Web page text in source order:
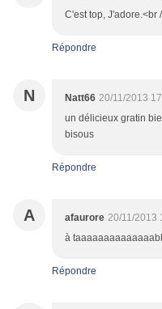
C'est top, J'adore.<br
Répondre
N Natt66 20/11/2013
un délicieux gratin
bisous
Répondre
A afaurore 20/11/2013
à
Répondre